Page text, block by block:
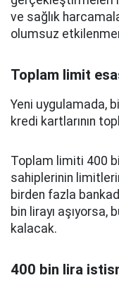
ve sağlık
olumsuz
Toplam limit
Yeni uygulamada,
kredi kartlarının
Toplam limiti 400
sahiplerinin
birden fazla
bin lirayı aşıyorsa,
kalacak.
400 bin lira